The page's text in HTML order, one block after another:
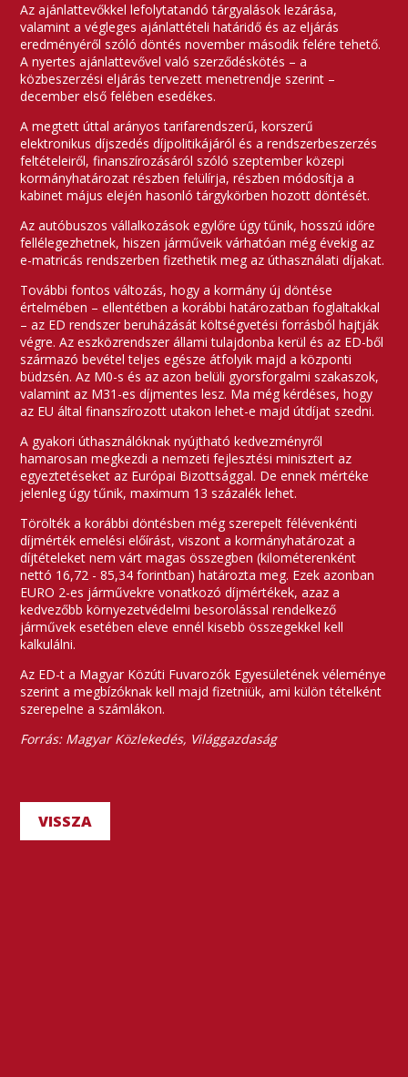
Az ajánlattevőkkel lefolytatandó tárgyalások lezárása,
valamint a végleges ajánlattételi határidő és az eljárás
eredményéről szóló döntés november második felére tehető.
A nyertes ajánlattevővel való szerződéskötés – a
közbeszerzési eljárás tervezett menetrendje szerint –
december első felében esedékes.
A megtett úttal arányos tarifarendszerű, korszerű
elektronikus díjszedés díjpolitikájáról és a rendszerbeszerzés
feltételeiről, finanszírozásáról szóló szeptember közepi
kormányhatározat részben felülírja, részben módosítja a
kabinet május elején hasonló tárgykörben hozott döntését.
Az autóbuszos vállalkozások egylőre úgy tűnik, hosszú időre
fellélegezhetnek, hiszen járműveik várhatóan még évekig az
e-matricás rendszerben fizethetik meg az úthasználati díjakat.
További fontos változás, hogy a kormány új döntése
értelmében – ellentétben a korábbi határozatban foglaltakkal
– az ED rendszer beruházását költségvetési forrásból hajtják
végre. Az eszközrendszer állami tulajdonba kerül és az ED-ből
származó bevétel teljes egésze átfolyik majd a központi
büdzsén. Az M0-s és az azon belüli gyorsforgalmi szakaszok,
valamint az M31-es díjmentes lesz. Ma még kérdéses, hogy
az EU által finanszírozott utakon lehet-e majd útdíjat szedni.
A gyakori úthasználóknak nyújtható kedvezményről
hamarosan megkezdi a nemzeti fejlesztési minisztert az
egyeztetéseket az Európai Bizottsággal. De ennek mértéke
jelenleg úgy tűnik, maximum 13 százalék lehet.
Törölték a korábbi döntésben még szerepelt félévenkénti
díjmérték emelési előírást, viszont a kormányhatározat a
díjtételeket nem várt magas összegben (kilométerenként
nettó 16,72 - 85,34 forintban) határozta meg. Ezek azonban
EURO 2-es járművekre vonatkozó díjmértékek, azaz a
kedvezőbb környezetvédelmi besorolással rendelkező
járművek esetében eleve ennél kisebb összegekkel kell
kalkulálni.
Az ED-t a Magyar Közúti Fuvarozók Egyesületének véleménye
szerint a megbízóknak kell majd fizetniük, ami külön tételként
szerepelne a számlákon.
Forrás: Magyar Közlekedés, Világgazdaság
VISSZA